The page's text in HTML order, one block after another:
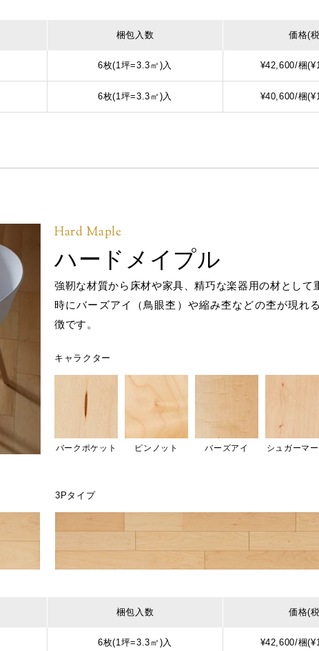
梱包入数 価格(
6枚(1坪=3.3㎡)入 ¥42,600/梱
6枚(1坪=3.3㎡)入 ¥40,600/梱
Hard Maple
ハードメイプル
強靭な材質から床材や家具、精巧な楽器用の材として
時にバーズアイ（鳥眼杢）や縮み杢などの杢が現れ
徴です。
キャラクター
バークポケット ピンノット バーズアイ シュガーマー
3Pタイプ
梱包入数 価格(
6枚(1坪=3.3㎡)入 ¥42,600/梱